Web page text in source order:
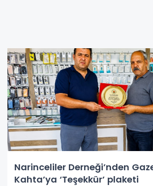
Narinceliler Derneği’nden
Kahta’ya ‘Teşekkür’ plaketi